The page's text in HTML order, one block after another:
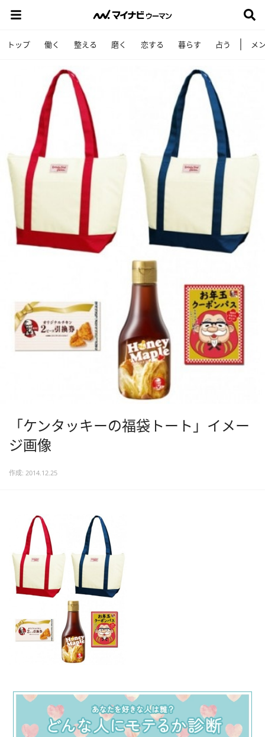
トップ 働く 整える 磨く 恋する 暮らす 占う メ
「ケンタッキーの福袋トート」イメー
ジ画像
作成: 2014.12.25